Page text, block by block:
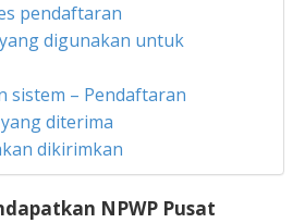
pendaftaran
digunakan untuk
sistem – Pendaftaran
diterima
dikirimkan
NPWP Pusat